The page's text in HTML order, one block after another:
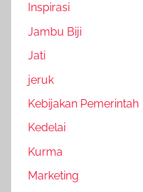
Inspirasi
Jambu Biji
Jati
jeruk
Kebijakan Pemerintah
Kedelai
Kurma
Marketing